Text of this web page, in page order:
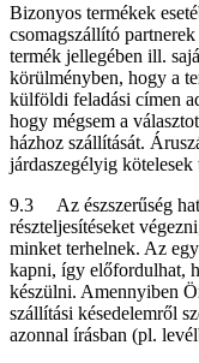
Bizonyos termékek
csomagszállító
termék jellegében ill.
körülményben, hogy a
külföldi feladási címen
hogy mégsem a
házhoz szállítását.
járdaszegélyig kötelesek
9.3 Az észszerűség
részteljesítéseket
minket terhelnek. Az
kapni, így előfordulhat,
készülni. Amennyiben
szállítási késedelemről
azonnal írásban (pl.